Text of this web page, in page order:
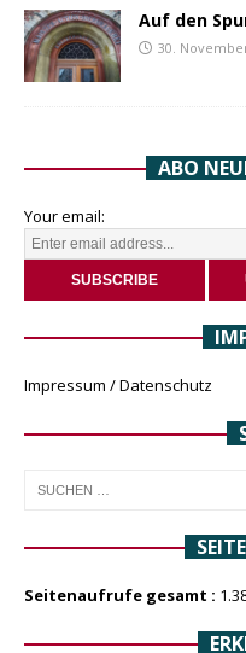
Auf den
30.
ABO
Your email:
Impressum / Datenschutz
Seitenaufrufe gesamt :